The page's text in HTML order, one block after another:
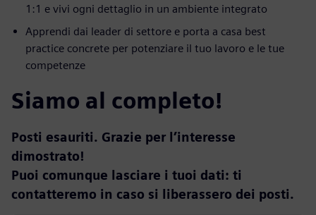
1:1 e vivi ogni dettaglio in un ambiente integrato
Apprendi dai leader di settore e porta a casa best
practice concrete per potenziare il tuo lavoro e le tue
competenze
Siamo al completo!
Posti esauriti. Grazie per l’interesse
dimostrato!
Puoi comunque lasciare i tuoi dati: ti
contatteremo in caso si liberassero dei posti.